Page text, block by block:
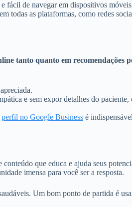
fácil de navegar em dispositivos
todas as plataformas, como redes
tanto quanto em recomendações
e sem expor detalhes do
perfil no Google Business é
que educa e ajuda seus
imensa para você ser a resposta.
Um bom ponto de partida é